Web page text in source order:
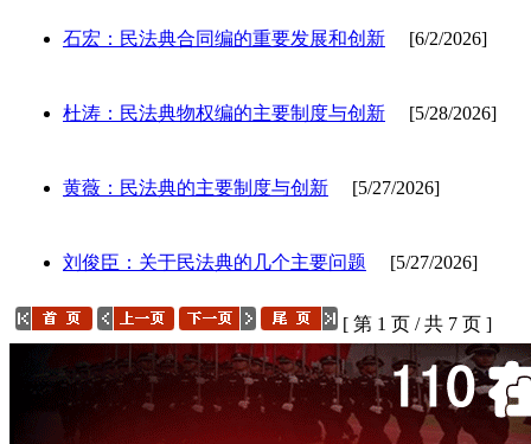
石宏：民法典合同编的重要发展和创新 [6/2/2026]
杜涛：民法典物权编的主要制度与创新 [5/28/2026]
黄薇：民法典的主要制度与创新 [5/27/2026]
刘俊臣：关于民法典的几个主要问题 [5/27/2026]
[ 第 1 页 / 共 7 页 ]